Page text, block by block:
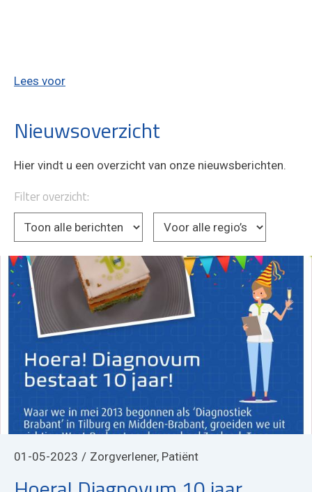
Lees voor
Nieuwsoverzicht
Hier vindt u een overzicht van onze nieuwsberichten.
Filter overzicht:
01-05-2023 Zorgverlener, Patiënt